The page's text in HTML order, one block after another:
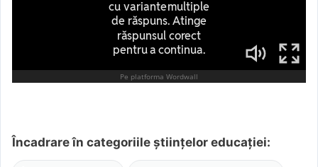
Încadrare în categoriile științelor educației: